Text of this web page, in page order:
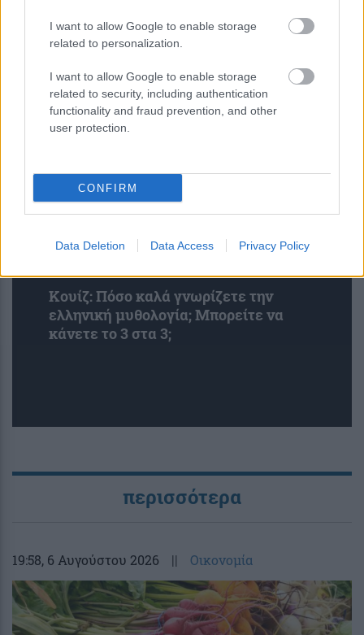
I want to allow Google to enable storage
related to personalization.
I want to allow Google to enable storage
related to security, including authentication
functionality and fraud prevention, and other
user protection.
CONFIRM
Data Deletion Data Access Privacy Policy
Νέος σχεδιασμός καταλύτη βελτιώνει
καταστέλλοντας ανεπιθύμητες
αντιδράσεις
Κουίζ: Πόσο καλά γνωρίζετε την
ελληνική μυθολογία; Μπορείτε να
κάνετε το 3 στα 3;
περισσότερα
19:58, 6 Αυγούστου 2026 || Οικονομία